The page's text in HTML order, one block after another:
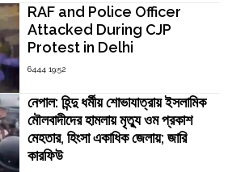
RAF and Police Officer
Attacked During CJP
Protest in Delhi
6444 19:52
নেপাল: হিন্দু ধর্মীয় শোভাযাত্রায় ইসলামিক
মৌলবাদীদের হামলায় মৃত্যু ওম প্রকাশ
মেহতার, হিংসা একাধিক জেলায়; জারি
কারফিউ